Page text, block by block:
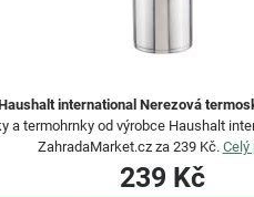
international Nerezová
a termohrnky od výrobce Haushalt
ZahradaMarket.cz za 239 Kč. Celý
239 Kč